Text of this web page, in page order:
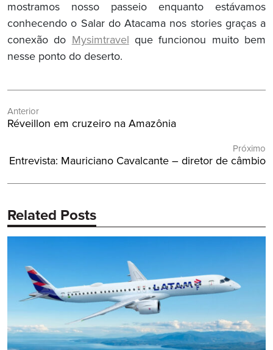
mostramos nosso passeio enquanto estávamos
conhecendo o Salar do Atacama nos stories graças a
conexão do Mysimtravel que funcionou muito bem
nesse ponto do deserto.
de
Anterior
Post
Réveillon em cruzeiro na Amazônia
Próximo
Próximo
Entrevista: Mauriciano Cavalcante – diretor de câmbio
Related Posts